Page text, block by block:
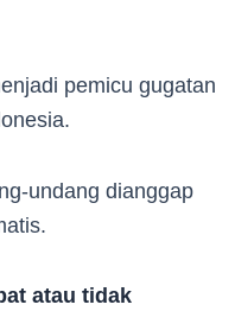
pemicu gugatan
undang dianggap
atau tidak